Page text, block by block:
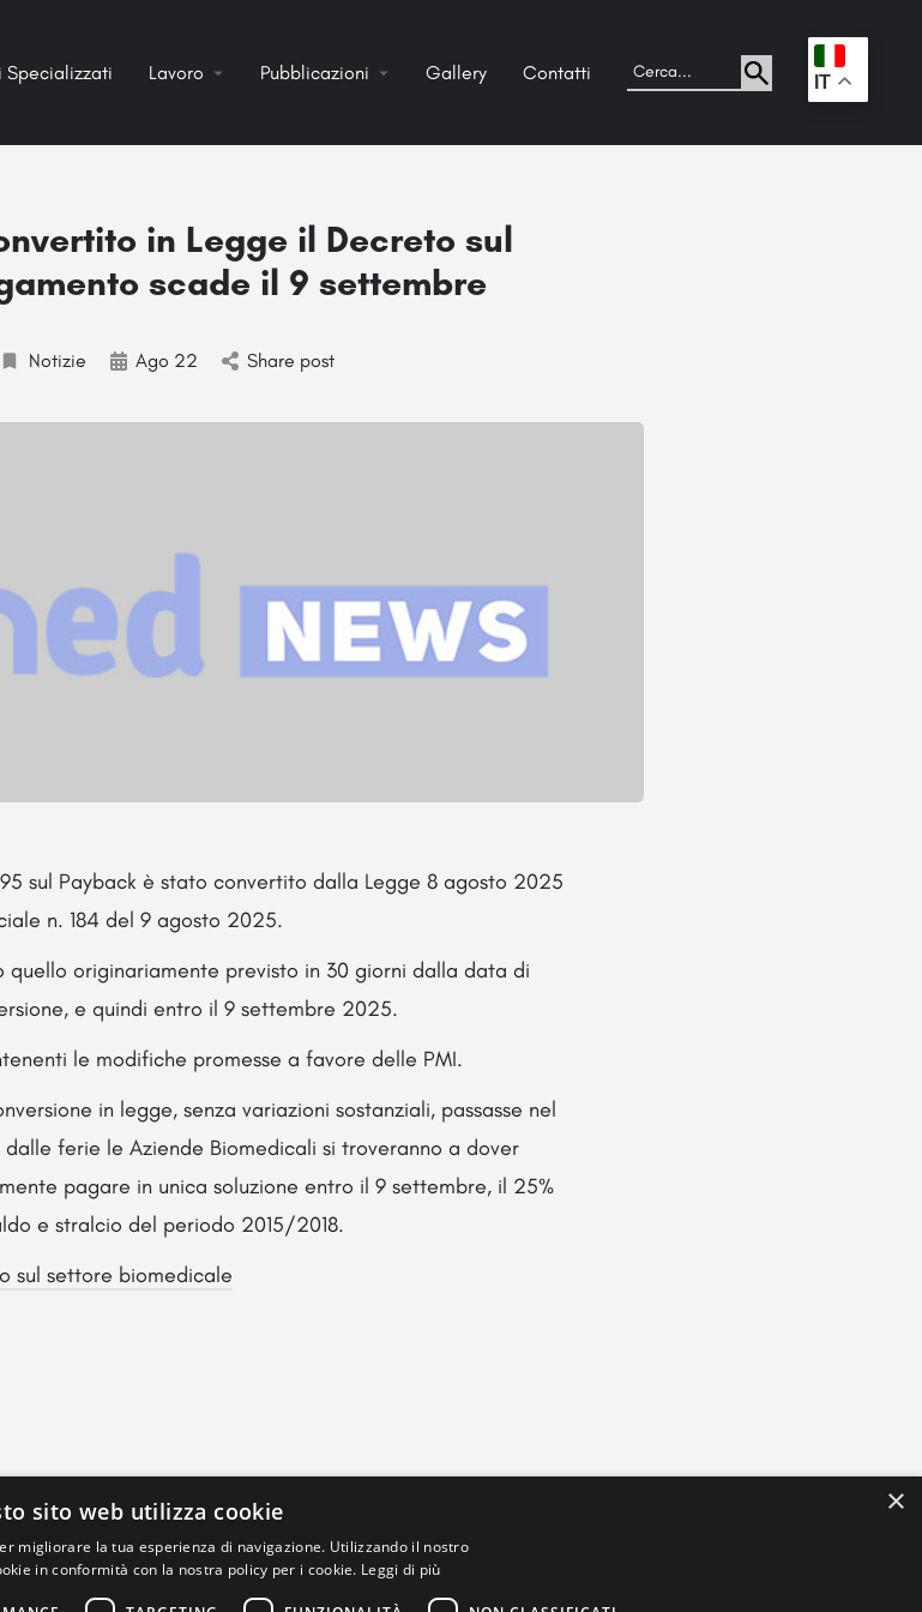
Specializzati Lavoro Pubblicazioni Gallery Contatti . IT
in Legge il Decreto sul
scade il 9 settembre
Notizie Ago 22 Share post
sul Payback è stato convertito dalla Legge 8 agosto 2025
n. 184 del 9 agosto 2025.
originariamente previsto in 30 giorni dalla data di
e quindi entro il 9 settembre 2025.
le modifiche promesse a favore delle PMI.
in legge, senza variazioni sostanziali, passasse nel
ferie le Aziende Biomedicali si troveranno a dover
pagare in unica soluzione entro il 9 settembre, il 25%
e stralcio del periodo 2015/2018.
sul settore biomedicale
×
sito web utilizza cookie
migliorare la tua esperienza di navigazione. Utilizzando il nostro
in conformità con la nostra policy per i cookie. Leggi di più